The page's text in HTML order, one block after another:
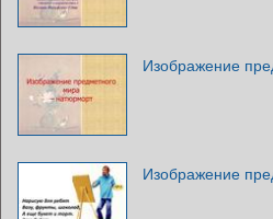
Изображение
Изображение